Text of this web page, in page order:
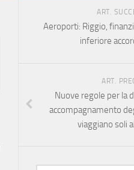
ART.
Aeroporti: Riggio,
inferiore
ART.
Nuove regole per la
accompagnamento
viaggiano soli